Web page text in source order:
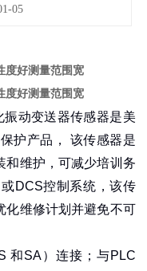
05
度好测量范围宽
度好测量范围宽
振动变送器传感器是美
护产品， 该传感器是
和维护，可减少培训务
DCS控制系统，该传
化维修计划并避免不可
和SA）连接；与PLC